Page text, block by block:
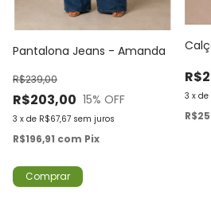
Pantalona Jeans - Amanda
R$203,00
R$239,00
15% OFF
3 x de R$67,67 sem juros
R$196,91 com Pix
Comprar
3 x de